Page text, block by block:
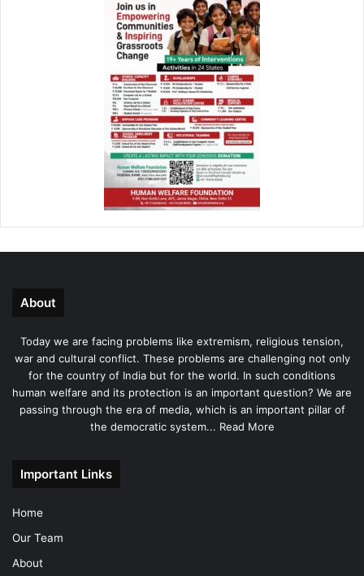
About
Today we are facing problems like extremism, religious tension,
war and cultural conflict. These problems are challenging not only
for the country of India but for the world. In such conditions
human welfare and its protection is an important question? We are
passing through the era of media, which is an important pillar of
the democratic system... Read More
Important Links
Home
Our Team
About